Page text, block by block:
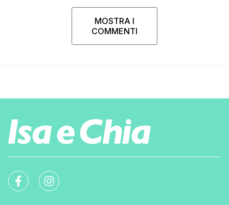
MOSTRA I
COMMENTI